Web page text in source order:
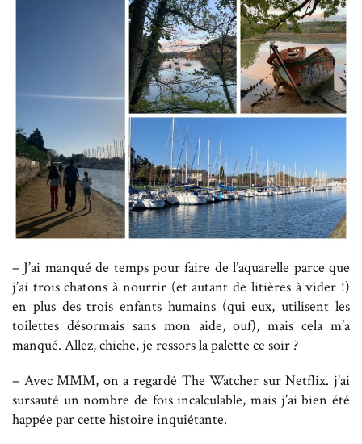
– J’ai manqué de temps pour faire de l’aquarelle parce que
j’ai trois chatons à nourrir (et autant de litières à vider !)
en plus des trois enfants humains (qui eux, utilisent les
toilettes désormais sans mon aide, ouf), mais cela m’a
manqué. Allez, chiche, je ressors la palette ce soir ?
– Avec MMM, on a regardé The Watcher sur Netflix. j’ai
sursauté un nombre de fois incalculable, mais j’ai bien été
happée par cette histoire inquiétante.